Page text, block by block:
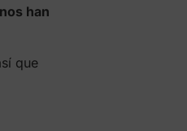
han
que